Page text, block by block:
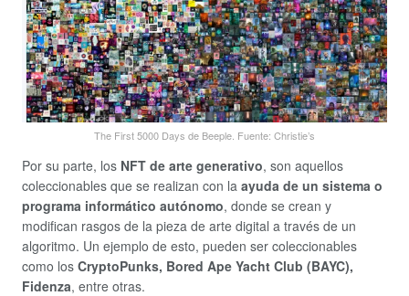
The First 5000 Days de Beeple. Fuente: Christie’s
Por su parte, los NFT de arte generativo, son aquellos
coleccionables que se realizan con la ayuda de un sistema o
programa informático autónomo, donde se crean y
modifican rasgos de la pieza de arte digital a través de un
algoritmo. Un ejemplo de esto, pueden ser coleccionables
como los CryptoPunks, Bored Ape Yacht Club (BAYC),
Fidenza, entre otras.